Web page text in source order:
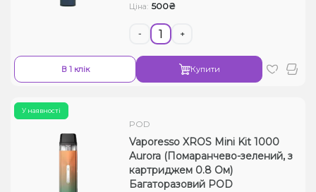
Ціна: 500₴
- +
В 1 клік Купити
У наявності
POD
Vaporesso XROS Mini Kit 1000
Aurora (Помаранчево-зелений, з
картриджем 0.8 Ом)
Багаторазовий POD